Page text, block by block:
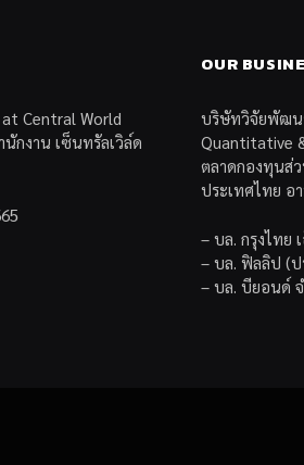
Central World
กงาน เซ็นทรัลเวิล์ด
OUR
บริษัทวิจัยพัฒน
Quantitative
ตลาดกองทุนส่
ประเทศไทย อ
– บล. กรุงไทย
– บล. ฟิลลิป (ป
– บล. บียอนด์